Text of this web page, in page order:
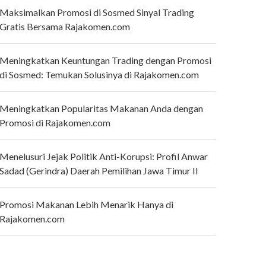
Promosi di Sosmed Sinyal Trading
Bersama Rajakomen.com
Keuntungan Trading dengan Promosi
Sosmed: Temukan Solusinya di Rajakomen.com
Popularitas Makanan Anda dengan
di Rajakomen.com
Jejak Politik Anti-Korupsi: Profil Anwar
(Gerindra) Daerah Pemilihan Jawa Timur II
Makanan Lebih Menarik Hanya di